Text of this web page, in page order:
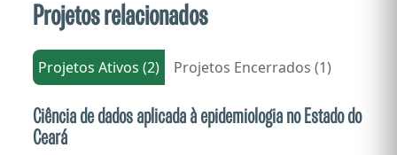
Projetos relacionados
Projetos Ativos (2) Projetos Encerrados (1)
Ciência de dados aplicada à epidemiologia no Estado do
Ceará